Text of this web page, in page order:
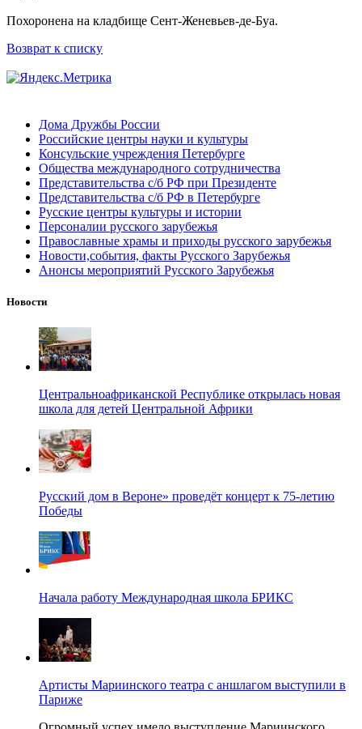
Похоронена на кладбище Сент-Женевьев-де-Буа.
Возврат к списку
Дома Дружбы России
Российские центры науки и культуры
Консульские учреждения Петербурге
Общества международного сотрудничества
Представительства с/б РФ при Президенте
Представительства с/б РФ в Петербурге
Русские центры культуры и истории
Персоналии русского зарубежья
Православные храмы и приходы русского зарубежья
Новости,события, факты Русского Зарубежья
Анонсы мероприятий Русского Зарубежья
Новости
Центральноафриканской Республике открылась новая
школа для детей Центральной Африки
Русский дом в Вероне» проведёт концерт к 75-летию
Победы
Начала работу Международная школа БРИКС
Артисты Мариинского театра с аншлагом выступили в
Париже